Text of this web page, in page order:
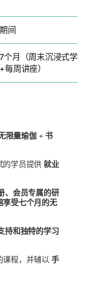
期间
7个月（周末沉浸式学习
+每周讲座）
限量瑜伽 + 书
的学员提供 就业
、会员专属的研
享受七个月的无
持和独特的学习
课程，并辅以 手